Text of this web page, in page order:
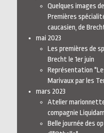
Quelques images
Premières
caucasien, de
mai 2023
Les premières de
Brecht le 1er juin
Représentation
Marivaux par les
mars 2023
Atelier
compagnie
Belle journée des